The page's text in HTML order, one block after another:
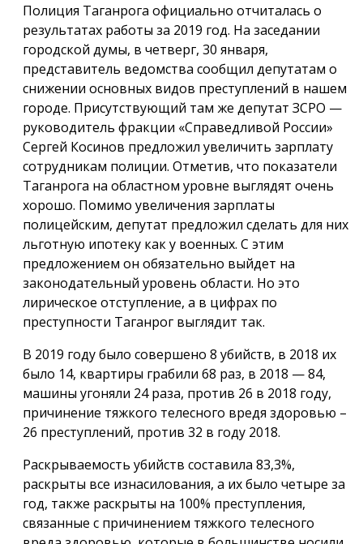
Полиция Таганрога официально отчиталась о
результатах работы за 2019 год. На заседании
городской думы, в четверг, 30 января,
представитель ведомства сообщил депутатам о
снижении основных видов преступлений в нашем
городе. Присутствующий там же депутат ЗСРО —
руководитель фракции «Справедливой России»
Сергей Косинов предложил увеличить зарплату
сотрудникам полиции. Отметив, что показатели
Таганрога на областном уровне выглядят очень
хорошо. Помимо увеличения зарплаты
полицейским, депутат предложил сделать для них
льготную ипотеку как у военных. С этим
предложением он обязательно выйдет на
законодательный уровень области. Но это
лирическое отступление, а в цифрах по
преступности Таганрог выглядит так.
В 2019 году было совершено 8 убийств, в 2018 их
было 14, квартиры грабили 68 раз, в 2018 — 84,
машины угоняли 24 раза, против 26 в 2018 году,
причинение тяжкого телесного вредя здоровью –
26 преступлений, против 32 в году 2018.
Раскрываемость убийств составила 83,3%,
раскрыты все изнасилования, а их было четыре за
год, также раскрыты на 100% преступления,
связанные с причинением тяжкого телесного